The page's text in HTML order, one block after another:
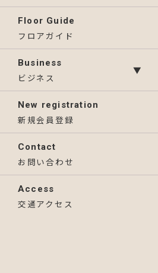
Floor Guide
フロアガイド
Business
ビジネス
▼
New registration
新規会員登録
Contact
お問い合わせ
Access
交通アクセス